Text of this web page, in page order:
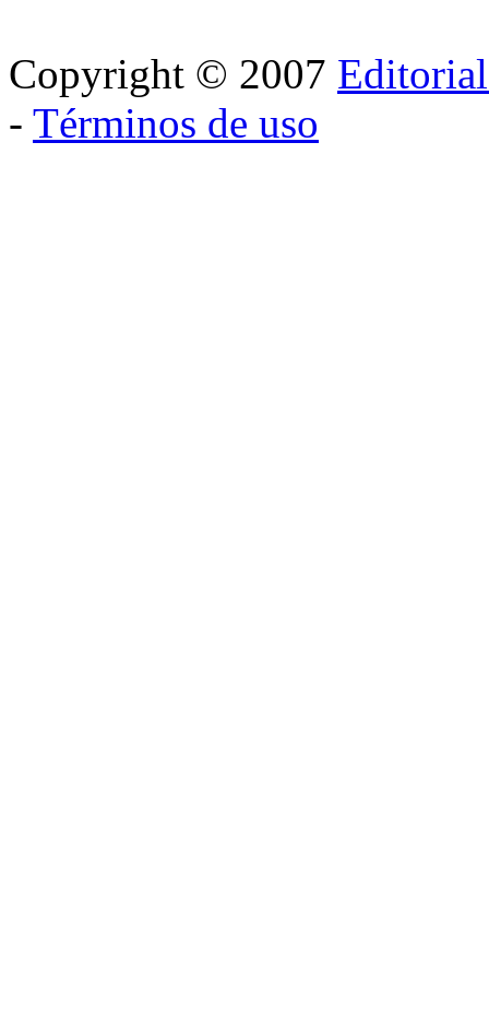
Copyright © 2007
- Términos de uso